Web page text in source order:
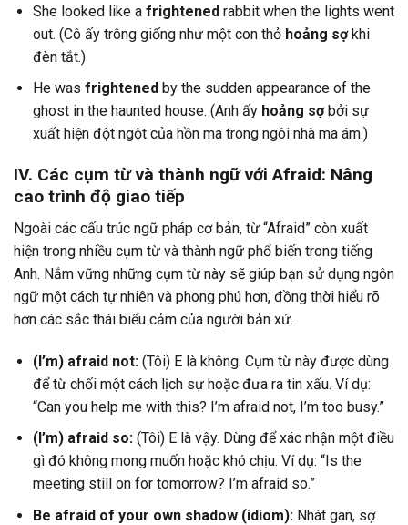
She looked like a frightenedrabbit when the lights went
out. (Cô ấy trông giống như một con thỏ hoảng sợkhi
đèn tắt.)
He was frightened by the sudden appearance of the
ghost in the haunted house. (Anh ấy hoảng sợbởi sự
xuất hiện đột ngột của hồn ma trong ngôi nhà ma ám.)
IV. Các cụm từ và thành ngữ với Afraid: Nâng
cao trình độ giao tiếp
Ngoài các cấu trúc ngữ pháp cơ bản, từ “Afraid” còn xuất
hiện trong nhiều cụm từ và thành ngữ phổ biến trong tiếng
Anh. Nắm vững những cụm từ này sẽ giúp bạn sử dụng ngôn
ngữ một cách tự nhiên và phong phú hơn, đồng thời hiểu rõ
hơn các sắc thái biểu cảm của người bản xứ.
(I’m) afraid not:(Tôi) E là không. Cụm từ này được dùng
để từ chối một cách lịch sự hoặc đưa ra tin xấu. Ví dụ:
“Can you help me with this? I’m afraid not, I’m too busy.”
(I’m) afraid so:(Tôi) E là vậy. Dùng để xác nhận một điều
gì đó không mong muốn hoặc khó chịu. Ví dụ: “Is the
meeting still on for tomorrow? I’m afraid so.”
Be afraid of your own shadow (idiom):Nhát gan, sợ